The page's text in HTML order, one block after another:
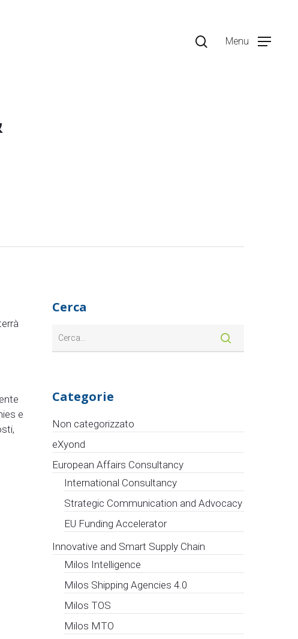
search
Menu
e
Cerca
Categorie
Non categorizzato
eXyond
European Affairs Consultancy
International Consultancy
Strategic Communication and Advocacy
EU Funding Accelerator
Innovative and Smart Supply Chain
Milos Intelligence
Milos Shipping Agencies 4.0
Milos TOS
Milos MTO